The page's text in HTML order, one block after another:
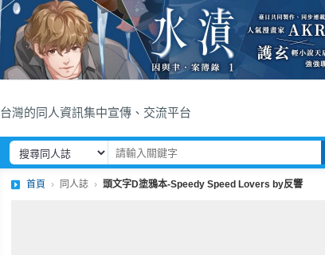
台灣的同人資訊集中宣傳、交流平台
首頁 同人誌 頭文字D塗鴉本-Speedy Speed Lovers by反響